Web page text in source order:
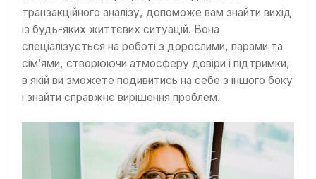
транзакційного аналізу, допоможе вам знайти вихід
із будь-яких життєвих ситуацій. Вона
спеціалізується на роботі з дорослими, парами та
сім’ями, створюючи атмосферу довіри і підтримки,
в якій ви зможете подивитись на себе з іншого боку
і знайти справжнє вирішення проблем.